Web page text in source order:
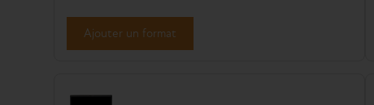
Ajouter un format